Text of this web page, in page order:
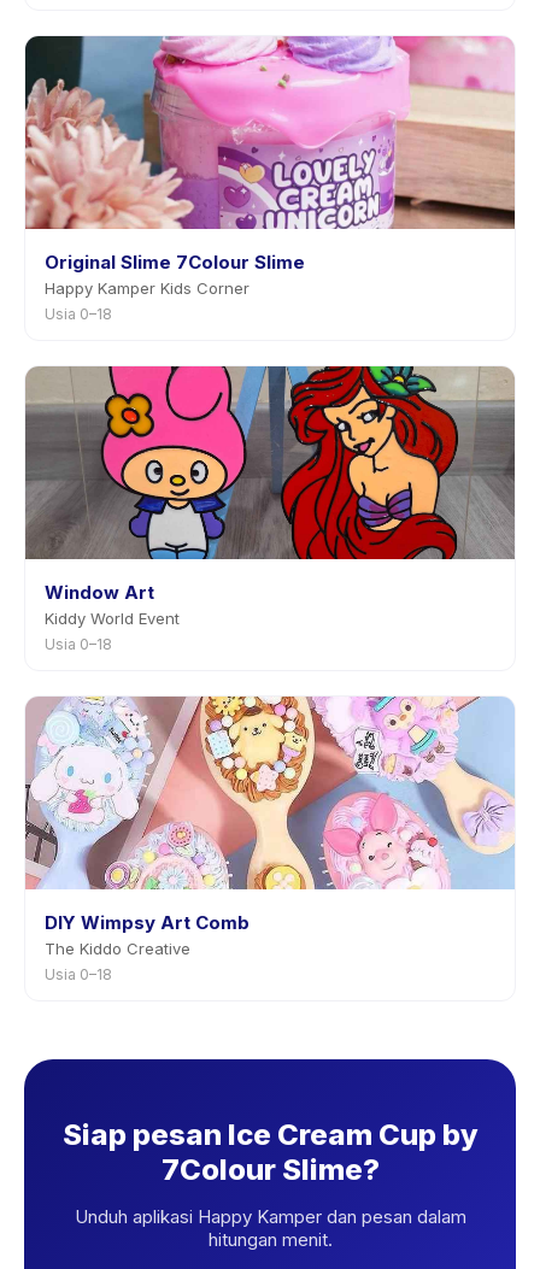
Original Slime 7Colour Slime
Happy Kamper Kids Corner
Usia 0–18
Window Art
Kiddy World Event
Usia 0–18
DIY Wimpsy Art Comb
The Kiddo Creative
Usia 0–18
Siap pesan Ice Cream Cup by
7Colour Slime?
Unduh aplikasi Happy Kamper dan pesan dalam
hitungan menit.